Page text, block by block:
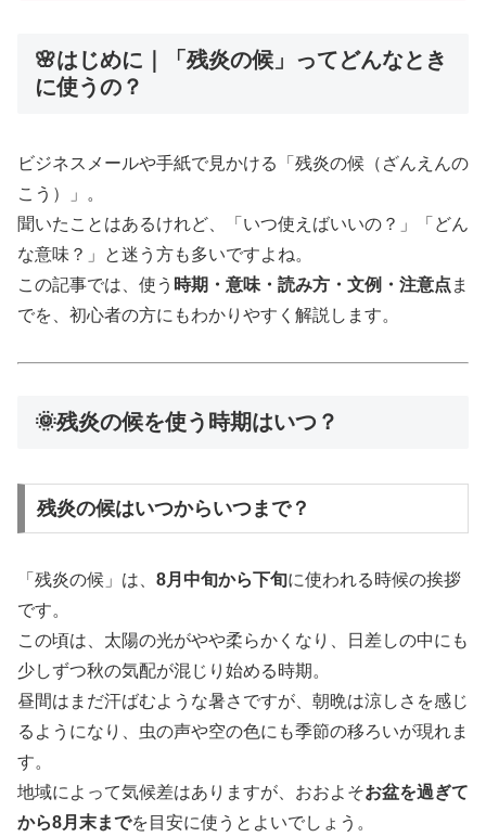
🌸はじめに｜「残炎の候」ってどんなとき
に使うの？
ビジネスメールや手紙で見かける「残炎の候（ざんえんの
こう）」。
聞いたことはあるけれど、「いつ使えばいいの？」「どん
な意味？」と迷う方も多いですよね。
この記事では、使う 時期・意味・読み方・文例・注意点 ま
でを、初心者の方にもわかりやすく解説します。
🌞残炎の候を使う時期はいつ？
残炎の候はいつからいつまで？
「残炎の候」は、 8月中旬から下旬に使われる時候の挨拶
です。
この頃は、太陽の光がやや柔らかくなり、日差しの中にも
少しずつ秋の気配が混じり始める時期。
昼間はまだ汗ばむような暑さですが、朝晩は涼しさを感じ
るようになり、虫の声や空の色にも季節の移ろいが現れま
す。
地域によって気候差はありますが、おおよそお盆を過ぎて
から8月末までを目安に使うとよいでしょう。